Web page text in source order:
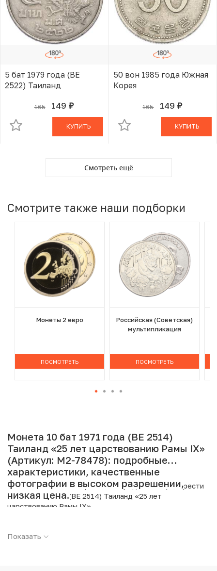
5 бат 1979 года (BE
2522) Таиланд
165 149 руб.
В КОРЗИНЕ
КУПИТЬ
50 вон 1985 года Южная
Корея
165 149 руб.
В КОРЗИНЕ
КУПИТЬ
Смотреть ещё
Смотрите также наши подборки
Монеты 2 евро
ПОСМОТРЕТЬ
Российская (Советская)
мультипликация
ПОСМОТРЕТЬ
Монета 10 бат 1971 года (BE 2514)
Таиланд «25 лет царствованию Рамы IX»
(Артикул: M2-78478): подробные
характеристики, качественные
фотографии в высоком разрешении,
низкая цена.
Интернет магазин «Нумизмат» предлагает приобрести
10 бат 1971 года (BE 2514) Таиланд «25 лет
царствованию Рамы IX».
Показать